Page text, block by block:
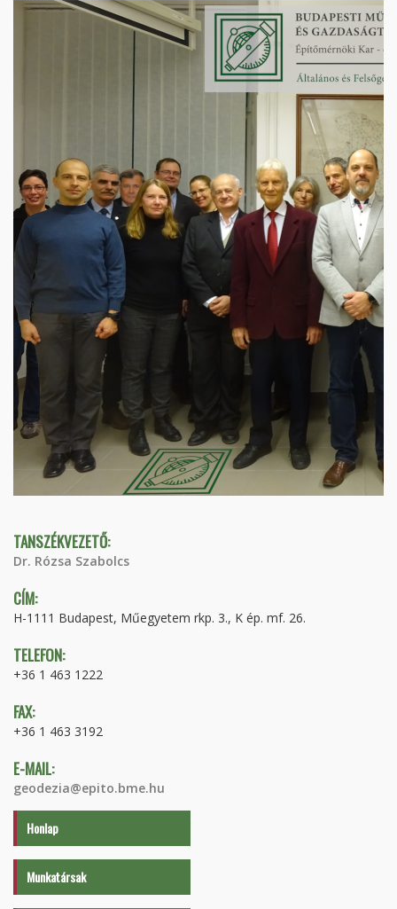
TANSZÉKVEZETŐ:
Dr. Rózsa Szabolcs
CÍM:
H-1111 Budapest, Műegyetem rkp. 3., K ép. mf. 26.
TELEFON:
+36 1 463 1222
FAX:
+36 1 463 3192
E-MAIL:
geodezia@epito.bme.hu
Honlap
Munkatársak